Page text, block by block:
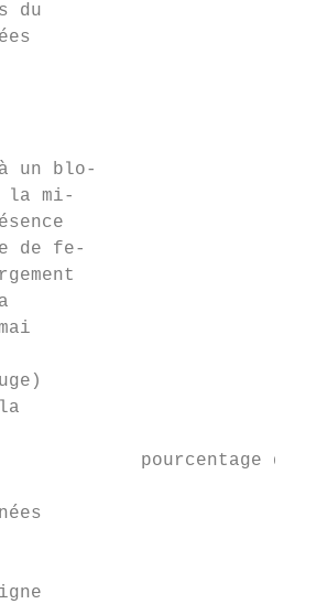
du
un blo-
la mi-
de fe-
mai
pourcentage de